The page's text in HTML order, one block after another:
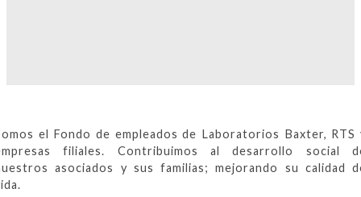
el Fondo de empleados de Laboratorios Baxter, RTS
filiales. Contribuimos al desarrollo social
asociados y sus familias; mejorando su calidad